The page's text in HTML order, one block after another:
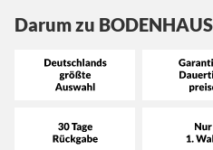
Darum zu BODENHAUS